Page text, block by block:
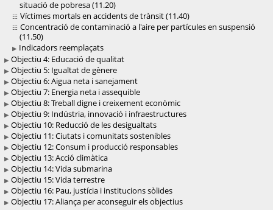
situació de pobresa (11.20)
Víctimes mortals en accidents de trànsit (11.40)
Concentració de contaminació a l'aire per partícules en suspensió
(11.50)
Indicadors reemplaçats
Objectiu 4: Educació de qualitat
Objectiu 5: Igualtat de gènere
Objectiu 6: Aigua neta i sanejament
Objectiu 7: Energia neta i assequible
Objectiu 8: Treball digne i creixement econòmic
Objectiu 9: Indústria, innovació i infraestructures
Objectiu 10: Reducció de les desigualtats
Objectiu 11: Ciutats i comunitats sostenibles
Objectiu 12: Consum i producció responsables
Objectiu 13: Acció climàtica
Objectiu 14: Vida submarina
Objectiu 15: Vida terrestre
Objectiu 16: Pau, justícia i institucions sòlides
Objectiu 17: Aliança per aconseguir els objectius